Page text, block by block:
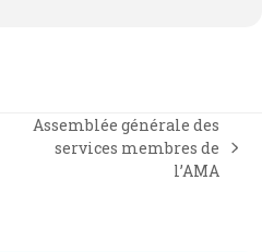
next
Assemblée générale des
services membres de
l’AMA